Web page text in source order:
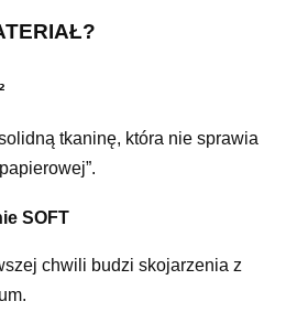
tkaninę, która nie sprawia
SOFT
chwili budzi skojarzenia z